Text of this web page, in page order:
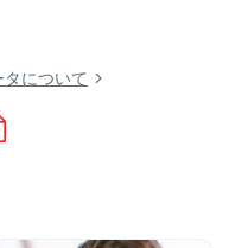
について